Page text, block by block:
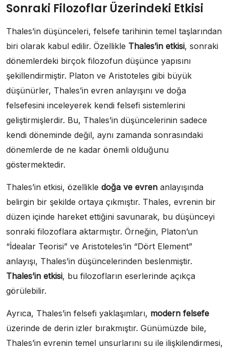
Sonraki Filozoflar Üzerindeki Etkisi
Thales’in düşünceleri, felsefe tarihinin temel taşlarından
biri olarak kabul edilir. Özellikle Thales’in etkisi, sonraki
dönemlerdeki birçok filozofun düşünce yapısını
şekillendirmiştir. Platon ve Aristoteles gibi büyük
düşünürler, Thales’in evren anlayışını ve doğa
felsefesini inceleyerek kendi felsefi sistemlerini
geliştirmişlerdir. Bu, Thales’in düşüncelerinin sadece
kendi döneminde değil, aynı zamanda sonrasındaki
dönemlerde de ne kadar önemli olduğunu
göstermektedir.
Thales’in etkisi, özellikle doğa ve evren anlayışında
belirgin bir şekilde ortaya çıkmıştır. Thales, evrenin bir
düzen içinde hareket ettiğini savunarak, bu düşünceyi
sonraki filozoflara aktarmıştır. Örneğin, Platon’un
“İdealar Teorisi” ve Aristoteles’in “Dört Element”
anlayışı, Thales’in düşüncelerinden beslenmiştir.
Thales’in etkisi, bu filozofların eserlerinde açıkça
görülebilir.
Ayrıca, Thales’in felsefi yaklaşımları, modern felsefe
üzerinde de derin izler bırakmıştır. Günümüzde bile,
Thales’in evrenin temel unsurlarını su ile ilişkilendirmesi,